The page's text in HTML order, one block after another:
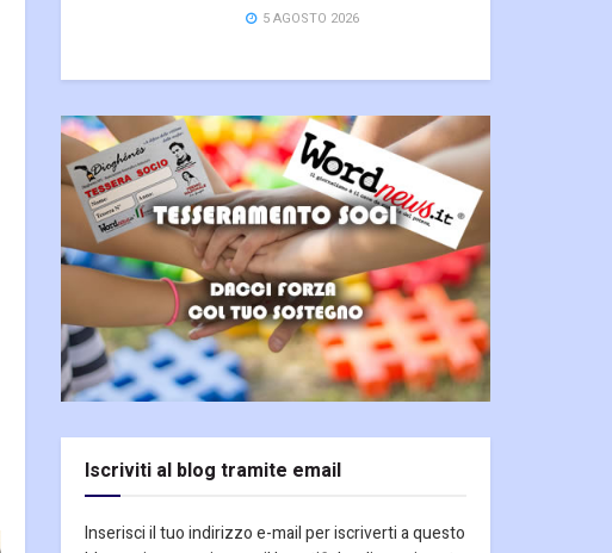
5 AGOSTO 2026
Iscriviti al blog tramite email
Inserisci il tuo indirizzo e-mail per iscriverti a questo